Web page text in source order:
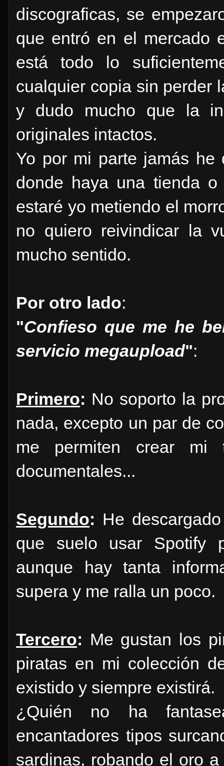
discograficas, se
que entró en el mercado
está todo lo
cualquier copia sin perder
y dudo mucho que la
originales intactos.
Yo por mi parte jamás
donde haya una tienda
estaré yo metiendo el
no quiero reivindicar la
mucho sentido.
Por otro lado:
"Confieso que me he
servicio megaupload":
Primero: No soporto la
nada, excepto un par de
me permiten crear
documentales...
Segundo: He descargado
que suelo usar Spotify
aunque hay tanta
supera y me ralla un poco.
Tercero: Me gustan los
piratas en mi colección
existido y siempre existirá.
¿Quién no ha
encantadores tipos
sardinas, robando el oro